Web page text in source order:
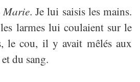
Marie. Je lui saisis les mains.
larmes lui coulaient sur le
le cou, il y avait mêlés aux
du sang.